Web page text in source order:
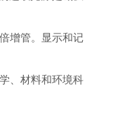
增管。显示和记
、材料和环境科